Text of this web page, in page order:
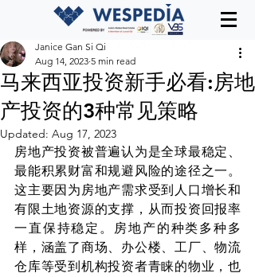
马来西亚投资新手必看:房地
产投资的3种常见策略
Janice Gan Si Qi
Aug 14, 2023 5 min read
Updated: Aug 17, 2023
房地产投资被普遍认为是全球最稳定、
最能积累财富和规避风险的途径之一。
这主要因为房地产需求受到人口增长和
有限土地资源的支撑，从而投资回报率
一直保持稳定。房地产的种类多种多
样，涵盖了商场、办公楼、工厂、物流
仓库等受到机构投资者青睐的物业，也